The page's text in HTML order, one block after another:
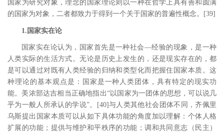
国家为研究对象，理念的国家理论则以一种在哲学上具有善和圆满
的国家为对象，二者都致力于得到一个关于国家的普遍性概念。
[39]
1.国家实在论
国家实在论认为，国家首先是一种社会―经验的现象，是一种
人类实际的生活方式。无论是历史上发生的，还是现实存在的，都
是可以通过对既有人类经验的归纳和类型化而把握住国家本质。这
种理论的基本观点是：国家是一种人类团体，具有特定的现实功
能。美浓部达吉相当正确地指出“以国家为一团体的思想，可以说几
乎为一般人所承认的学说”。
[40]与人类其他社会团体不同，齐佩里
乌斯提出国家本质可以从如下具体功能的角度加以理解：个体人格
扩展的功能；提供与维护和平秩序的功能；调和共同意志（民主）